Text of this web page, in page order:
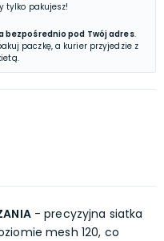
tylko pakujesz!
bezpośrednio pod Twój adres.
paczkę, a kurier przyjedzie z
- precyzyjna siatka
mesh 120, co